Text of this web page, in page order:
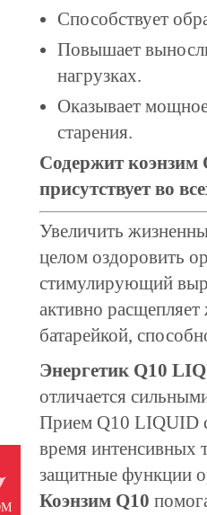
Способствует
Повышает
нагрузках.
Оказывает
старения.
Содержит коэнзим
присутствует во
Увеличить
целом оздоровить
стимулирующий
активно
батарейкой,
Энергетик Q10
отличается
Прием Q10 LIQUID
время интенсивных
защитные функции
Коэнзим Q10